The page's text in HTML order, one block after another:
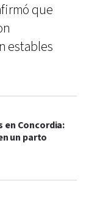
que
estables
en Concordia:
un parto